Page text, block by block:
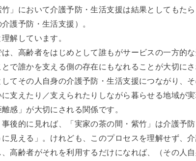
」において介護予防・生活支援は結果としてもた
護予防・生活支援）。
解しています。
は、高齢者をはじめとして誰もがサービスの一方的な
で誰かを支える側の存在にもなれることが大切に
てその人自身の介護予防・生活支援につながり、
支えたり／支えられたりしながら暮らせる地域が
感」が大切にされる関係です。
後的に見れば、「実家の茶の間・紫竹」は介護予
見える」。けれども、このプロセスを理解せず、
高齢者がそれを利用するだけになれば、（その人